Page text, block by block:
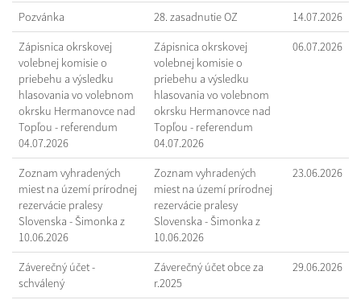
Pozvánka 28. zasadnutie OZ 14.07.2026
Zápisnica okrskovej
volebnej komisie o
priebehu a výsledku
hlasovania vo volebnom
okrsku Hermanovce nad
Topľou - referendum
04.07.2026
Zápisnica okrskovej
volebnej komisie o
priebehu a výsledku
hlasovania vo volebnom
okrsku Hermanovce nad
Topľou - referendum
04.07.2026
06.07.2026
Zoznam vyhradených
miest na území prírodnej
rezervácie pralesy
Slovenska - Šimonka z
10.06.2026
Zoznam vyhradených
miest na území prírodnej
rezervácie pralesy
Slovenska - Šimonka z
10.06.2026
23.06.2026
Záverečný účet -
schválený
Záverečný účet obce za
r.2025
29.06.2026